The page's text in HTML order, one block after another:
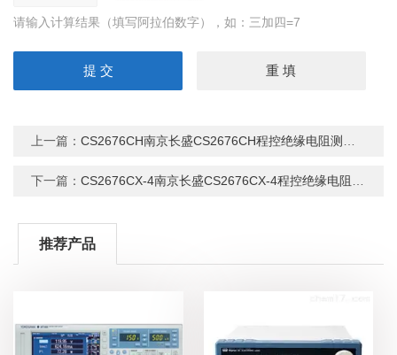
请输入计算结果（填写阿拉伯数字），如：三加四=7
上一篇：CS2676CH南京长盛CS2676CH程控绝缘电阻测试仪
下一篇：CS2676CX-4南京长盛CS2676CX-4程控绝缘电阻测试仪
推荐产品